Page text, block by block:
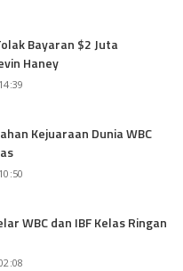
Bayaran $2 Juta
Haney
Kejuaraan Dunia WBC
WBC dan IBF Kelas Ringan